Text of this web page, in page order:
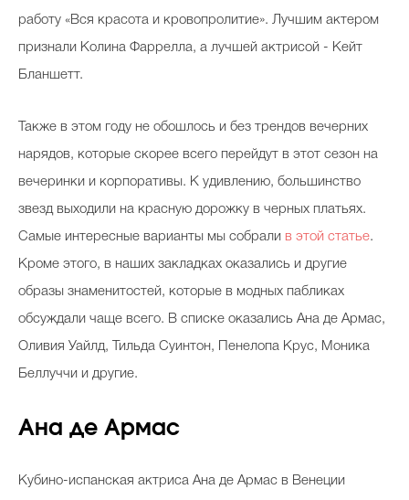
работу «Вся красота и кровопролитие». Лучшим актером
признали Колина Фаррелла, а лучшей актрисой - Кейт
Бланшетт.
Также в этом году не обошлось и без трендов вечерних
нарядов, которые скорее всего перейдут в этот сезон на
вечеринки и корпоративы. К удивлению, большинство
звезд выходили на красную дорожку в черных платьях.
Самые интересные варианты мы собрали в этой статье.
Кроме этого, в наших закладках оказались и другие
образы знаменитостей, которые в модных пабликах
обсуждали чаще всего. В списке оказались Ана де Армас,
Оливия Уайлд, Тильда Суинтон, Пенелопа Крус, Моника
Беллуччи и другие.
Ана де Армас
Кубино-испанская актриса Ана де Армас в Венеции